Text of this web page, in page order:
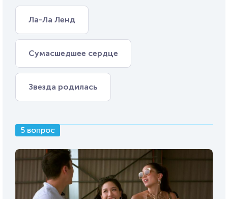
Ла-Ла Ленд
Сумасшедшее сердце
Звезда родилась
5 вопрос